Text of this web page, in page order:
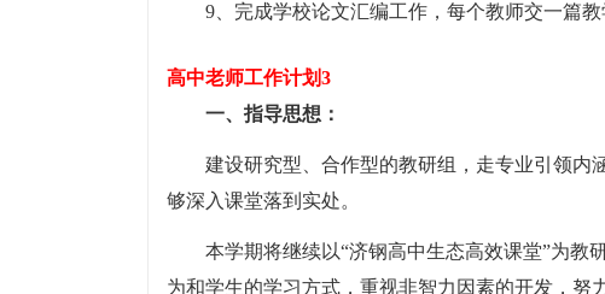
9、完成学校论文汇编工作，每个教师交一篇
高中老师工作计划3
一、指导思想：
建设研究型、合作型的教研组，走专业引领内
够深入课堂落到实处。
本学期将继续以“济钢高中生态高效课堂”为教
为和学生的学习方式，重视非智力因素的开发，努